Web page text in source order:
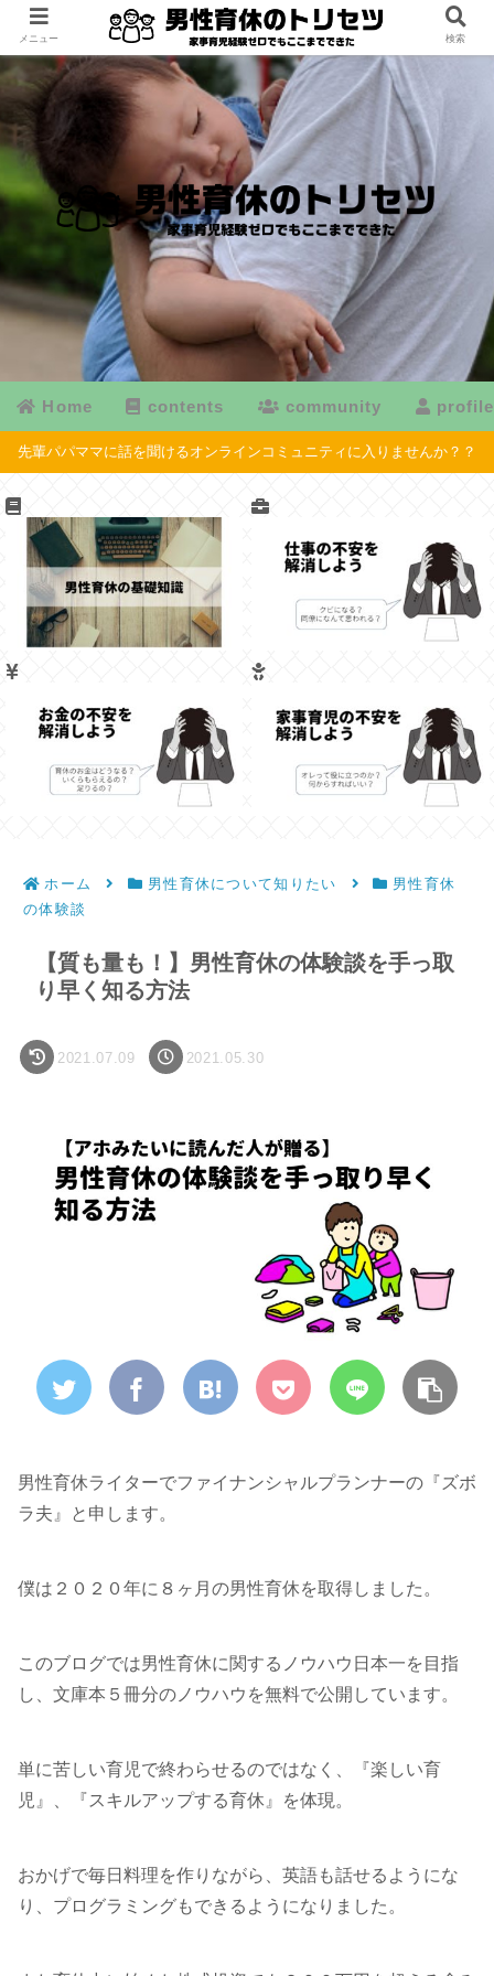
Home contents community profile
先輩パパママに話を聞けるオンラインコミュニティに入りませんか？？
ホーム 男性育休について知りたい
男性育休
の体験談
【質も量も！】男性育休の体験談を手っ取
り早く知る方法
2021.07.09 2021.05.30
男性育休ライターでファイナンシャルプランナーの『ズボ
ラ夫』と申します。
僕は２０２０年に８ヶ月の男性育休を取得しました。
このブログでは男性育休に関するノウハウ日本一を目指
し、文庫本５冊分のノウハウを無料で公開しています。
単に苦しい育児で終わらせるのではなく、『楽しい育
児』、『スキルアップする育休』を体現。
おかげで毎日料理を作りながら、英語も話せるようにな
り、プログラミングもできるようになりました。
メニュー 検索